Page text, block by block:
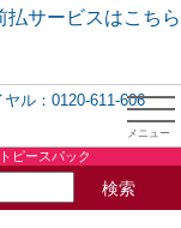
ピースパック